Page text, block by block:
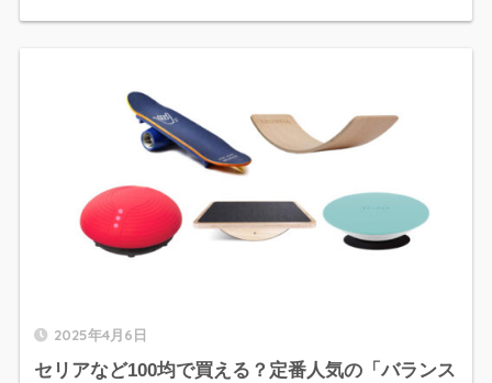
2025年4月6日
セリアなど100均で買える？定番人気の「バランス